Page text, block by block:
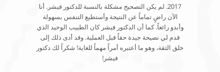
2017. لم يكن التصحيح مشكلة بالنسبة للدكتور فيشر. أنا
الآن راضٍ تماماً عن النتيجة وأستطيع التنفس بسهولة
وأبدو رائعاً. كما أن الدكتور فيشر كان الطبيب الوحيد الذي
قدم لي نصيحة جيدة حقاً قبل العملية. وقد أدى ذلك إلى
خلق الثقة، وهو ما أعتبره أمراً مهماً للغاية! شكراً لك دكتور
فيشر!